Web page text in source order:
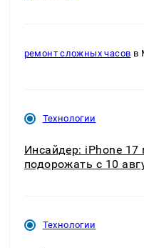
ажиотаж из-за этого
продукта: что купить?
ремонт сложных часов в
Технологии
Инсайдер: iPhone 17
подорожать с 10
Технологии